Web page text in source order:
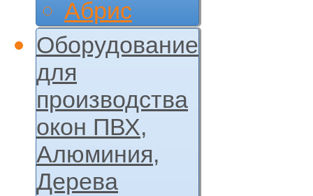
Абрис
Оборудование
для
производства
окон ПВХ,
Алюминия,
Дерева